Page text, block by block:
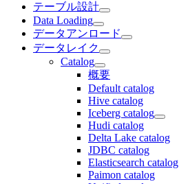
テーブル設計
Data Loading
データアンロード
データレイク
Catalog
概要
Default catalog
Hive catalog
Iceberg catalog
Hudi catalog
Delta Lake catalog
JDBC catalog
Elasticsearch catalog
Paimon catalog